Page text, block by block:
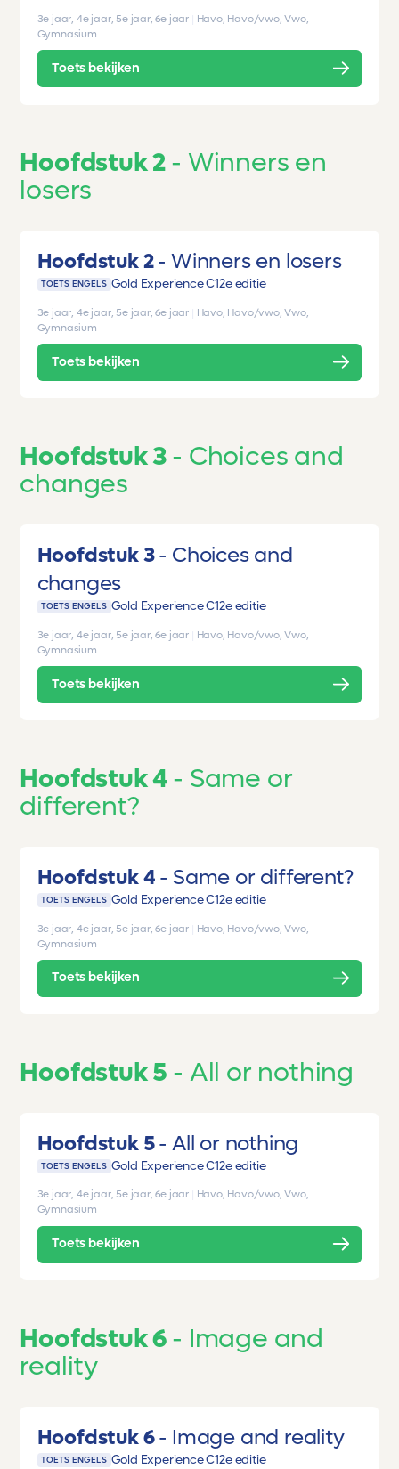
3e jaar, 4e jaar, 5e jaar, 6e jaar
Havo, Havo/vwo, Vwo,
Gymnasium
Toets bekijken
Hoofdstuk 2
Winners en
losers
Hoofdstuk 2 Winners en losers
TOETS ENGELS Gold Experience C12e editie
3e jaar, 4e jaar, 5e jaar, 6e jaar
Havo, Havo/vwo, Vwo,
Gymnasium
Toets bekijken
Hoofdstuk 3
Choices and
changes
Hoofdstuk 3
Choices and
changes
TOETS ENGELS Gold Experience C12e editie
3e jaar, 4e jaar, 5e jaar, 6e jaar
Havo, Havo/vwo, Vwo,
Gymnasium
Toets bekijken
Hoofdstuk 4
Same or
different?
Hoofdstuk 4 Same or different?
TOETS ENGELS Gold Experience C12e editie
3e jaar, 4e jaar, 5e jaar, 6e jaar
Havo, Havo/vwo, Vwo,
Gymnasium
Toets bekijken
Hoofdstuk 5 All or nothing
Hoofdstuk 5 All or nothing
TOETS ENGELS Gold Experience C12e editie
3e jaar, 4e jaar, 5e jaar, 6e jaar
Havo, Havo/vwo, Vwo,
Gymnasium
Toets bekijken
Hoofdstuk 6
Image and
reality
Hoofdstuk 6 Image and reality
TOETS ENGELS Gold Experience C12e editie